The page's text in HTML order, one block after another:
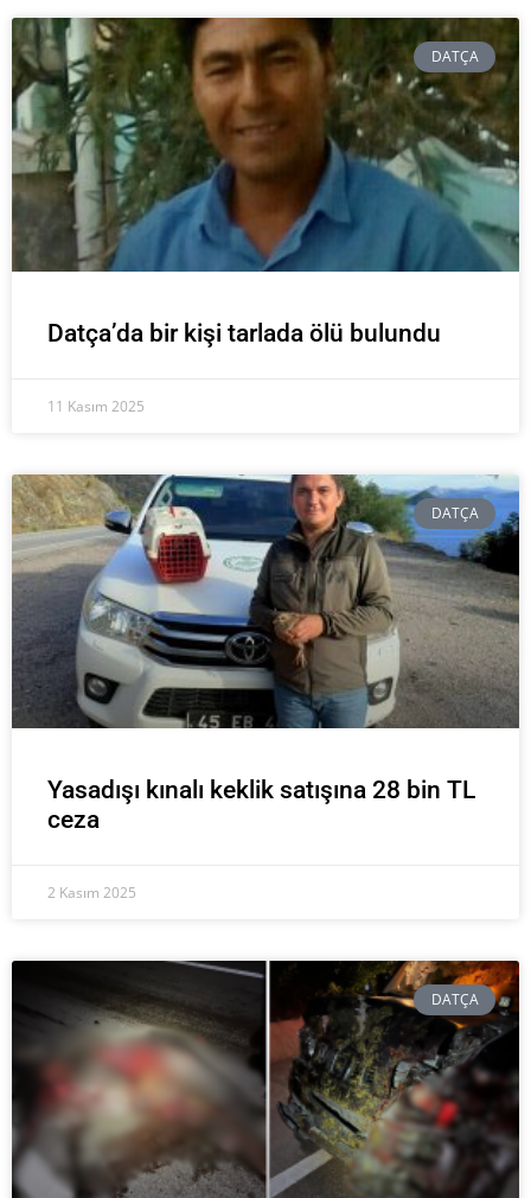
DATÇA
Datça’da bir kişi tarlada ölü bulundu
11 Kasım 2025
DATÇA
Yasadışı kınalı keklik satışına 28 bin TL
ceza
2 Kasım 2025
DATÇA